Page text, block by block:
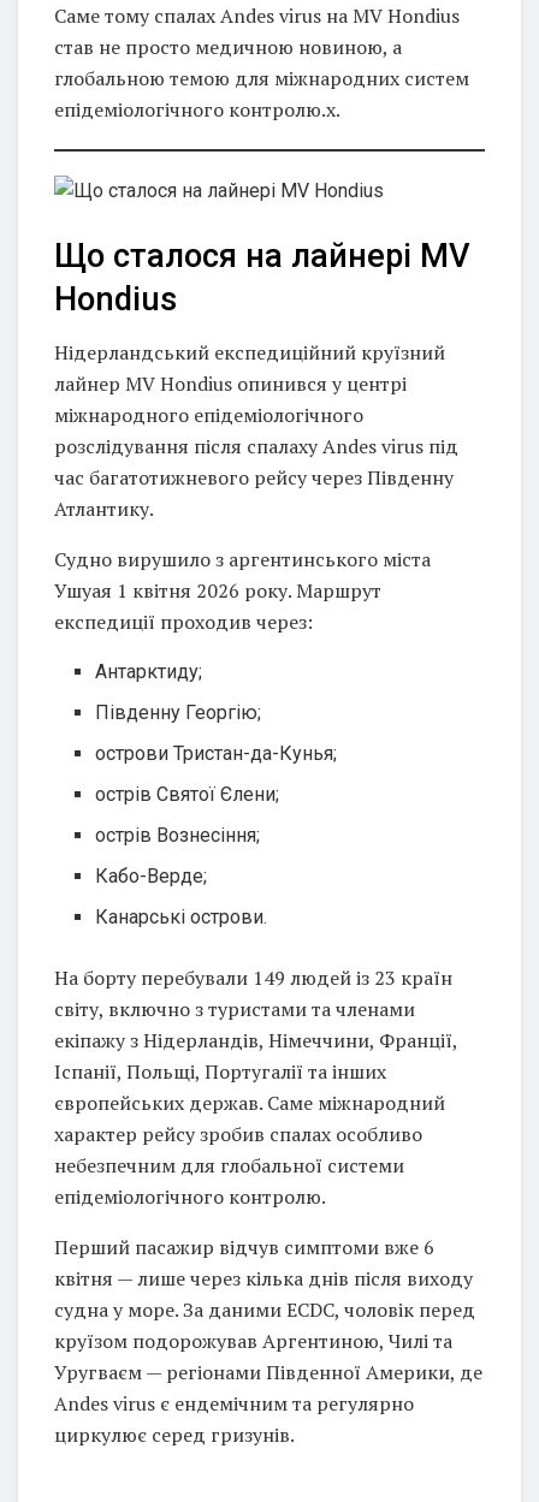
Саме тому спалах Andes virus на MV Hondius
став не просто медичною новиною, а
глобальною темою для міжнародних систем
епідеміологічного контролю.х.
Що сталося на лайнері MV
Hondius
Нідерландський експедиційний круїзний
лайнер MV Hondius опинився у центрі
міжнародного епідеміологічного
розслідування після спалаху Andes virus під
час багатотижневого рейсу через Південну
Атлантику.
Судно вирушило з аргентинського міста
Ушуая 1 квітня 2026 року. Маршрут
експедиції проходив через:
Антарктиду;
Південну Георгію;
острови Тристан-да-Кунья;
острів Святої Єлени;
острів Вознесіння;
Кабо-Верде;
Канарські острови.
На борту перебували 149 людей із 23 країн
світу, включно з туристами та членами
екіпажу з Нідерландів, Німеччини, Франції,
Іспанії, Польщі, Португалії та інших
європейських держав. Саме міжнародний
характер рейсу зробив спалах особливо
небезпечним для глобальної системи
епідеміологічного контролю.
Перший пасажир відчув симптоми вже 6
квітня — лише через кілька днів після виходу
судна у море. За даними ECDC, чоловік перед
круїзом подорожував Аргентиною, Чилі та
Уругваєм — регіонами Південної Америки, де
Andes virus є ендемічним та регулярно
циркулює серед гризунів.